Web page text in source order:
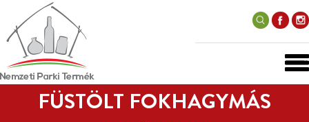
FÜSTÖLT FOKHAGYMÁS